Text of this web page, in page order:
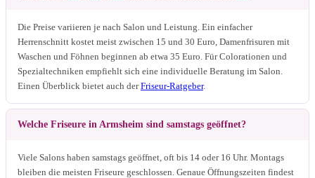
Die Preise variieren je nach Salon und Leistung. Ein einfacher
Herrenschnitt kostet meist zwischen 15 und 30 Euro, Damenfrisuren mit
Waschen und Föhnen beginnen ab etwa 35 Euro. Für Colorationen und
Spezialtechniken empfiehlt sich eine individuelle Beratung im Salon.
Einen Überblick bietet auch derFriseur-Ratgeber.
Welche Friseure in Armsheim sind samstags geöffnet?
Viele Salons haben samstags geöffnet, oft bis 14 oder 16 Uhr. Montags
bleiben die meisten Friseure geschlossen. Genaue Öffnungszeiten findest